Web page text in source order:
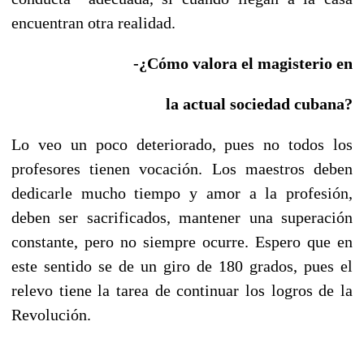
encuentran otra realidad.
-¿Cómo valora el magisterio en
la actual sociedad cubana?
Lo veo un poco deteriorado, pues no todos los
profesores tienen vocación. Los maestros deben
dedicarle mucho tiempo y amor a la profesión,
deben ser sacrificados, mantener una superación
constante, pero no siempre ocurre. Espero que en
este sentido se de un giro de 180 grados, pues el
relevo tiene la tarea de continuar los logros de la
Revolución.